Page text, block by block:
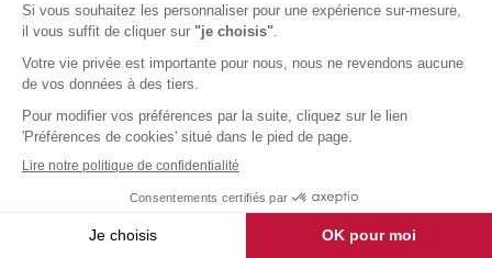
669 Rue des Renards
76190 Sainte-Marie-des-Champs
Fermé
Réouverture à 09:30.
Itinéraire En savoir plus